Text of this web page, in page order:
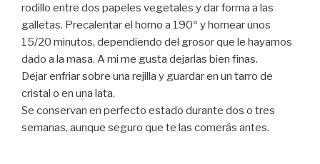
rodillo entre dos papeles vegetales y dar forma a las
galletas. Precalentar el horno a 190º y hornear unos
15/20 minutos, dependiendo del grosor que le hayamos
dado a la masa. A mi me gusta dejarlas bien finas.
Dejar enfriar sobre una rejilla y guardar en un tarro de
cristal o en una lata.
Se conservan en perfecto estado durante dos o tres
semanas, aunque seguro que te las comerás antes.